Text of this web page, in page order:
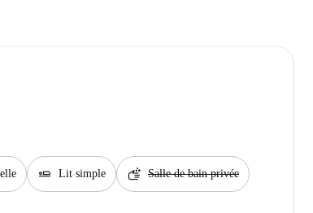
airline_seat_flat Lit simple soap Salle de bain privée